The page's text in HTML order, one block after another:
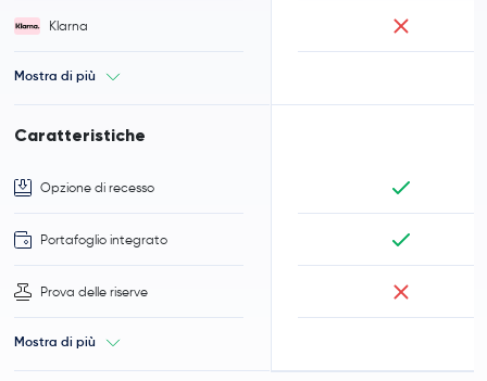
Klarna
Mostra di più
Caratteristiche
Opzione di recesso
Portafoglio integrato
Prova delle riserve
Mostra di più